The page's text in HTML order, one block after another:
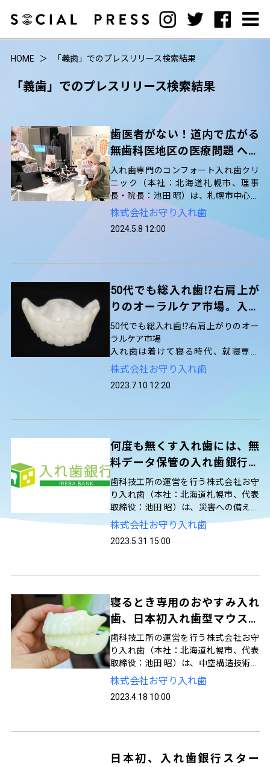
HOME 「義歯」でのプレスリリース検索結果
「義歯」でのプレスリリース検索結果
歯医者がない！道内で広がる
無歯科医地区の医療問題 へき
地の把握にも繋げる無料入れ
歯相談会、5/12（日）に札幌
で開催
入れ歯専門のコンフォート入れ歯クリ
ニック（本社：北海道札幌市、理事
長・院長：池田 昭）は、札幌市中心地
にあるチカホで2024年5月12日（日）
入れ歯相談会を開催します。入れ歯が
外れる、痛いといった相談、もしもの
による無歯科医地区の医療維持が問題
となっている中、通院困難地区を把握
することも目的の一つです。
株式会社お守り入れ歯
2024.5.8 12:00
50代でも総入れ歯⁉右肩上が
りのオーラルケア市場。入れ
歯は着けて寝る時代、就寝専
用「おやすみ入れ歯」が製作
数7倍に！
50代でも総入れ歯⁉右肩上がりのオー
ラルケア市場
入れ歯は着けて寝る時代、就寝専用
「おやすみ入れ歯」が製作数7倍に！
株式会社お守り入れ歯
2023.7.10 12:20
何度も無くす入れ歯には、無
料データ保管の入れ歯銀行で
備える
歯科技工所の運営を行う株式会社お守
り入れ歯（本社：北海道札幌市、代表
取締役：池田 昭）は、災害への備えと
して、入れ歯の無料データ保管サービ
ス「入れ歯銀行」の全国展開を行って
います。北海道岩見沢市のハタテ歯科
株式会社お守り入れ歯
2023.5.31 15:00
寝るとき専用のおやすみ入れ
歯、日本初入れ歯型マウスピ
ースが特許取得
歯科技工所の運営を行う株式会社お守
り入れ歯（本社：北海道札幌市、代表
取締役：池田 昭）は、中空構造技術の
特許取得申請が承認されたことをお知
らせいたします。当技工所は就寝用の
予備入れ歯をデジタル製作して提携歯
株式会社お守り入れ歯
2023.4.18 10:00
日本初、入れ歯銀行スター